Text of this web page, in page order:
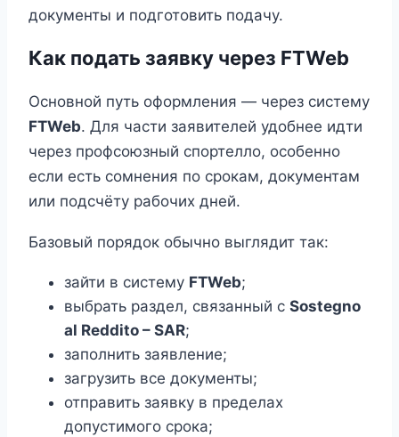
документы и подготовить подачу.
Как подать заявку через FTWeb
Основной путь оформления — через систему
FTWeb. Для части заявителей удобнее идти
через профсоюзный спортелло, особенно
если есть сомнения по срокам, документам
или подсчёту рабочих дней.
Базовый порядок обычно выглядит так:
зайти в систему FTWeb;
выбрать раздел, связанный с Sostegno
al Reddito – SAR;
заполнить заявление;
загрузить все документы;
отправить заявку в пределах
допустимого срока;